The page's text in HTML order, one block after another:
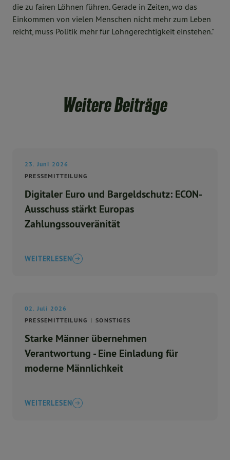
die zu fairen Löhnen führen. Gerade in Zeiten, wo das
Einkommen von vielen Menschen nicht mehr zum Leben
reicht, muss Politik mehr für Lohngerechtigkeit einstehen.”
Weitere Beiträge
23. Juni 2026
PRESSEMITTEILUNG
Digitaler Euro und Bargeldschutz: ECON-
Ausschuss stärkt Europas
Zahlungssouveränität
WEITERLESEN
02. Juli 2026
PRESSEMITTEILUNG
SONSTIGES
Starke Männer übernehmen
Verantwortung - Eine Einladung für
moderne Männlichkeit
WEITERLESEN